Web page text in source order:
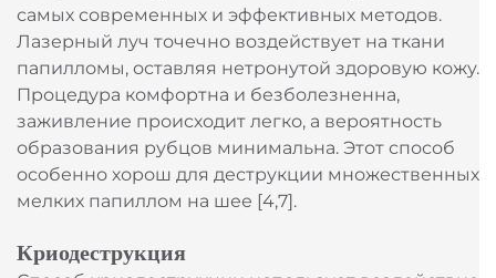
самых современных и эффективных методов.
Лазерный луч точечно воздействует на ткани
папилломы, оставляя нетронутой здоровую кожу.
Процедура комфортна и безболезненна,
заживление происходит легко, а вероятность
образования рубцов минимальна. Этот способ
особенно хорош для деструкции множественных
мелких папиллом на шее [4,7].
Криодеструкция